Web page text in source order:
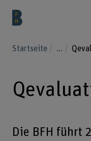
Startseite ...
Die BFH führt